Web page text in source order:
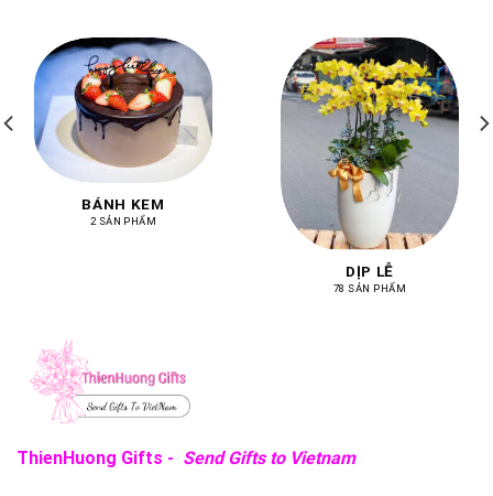
BÁNH KEM
2 SẢN PHẨM
DỊP LỄ
78 SẢN PHẨM
ThienHuong Gifts - Send Gifts to Vietnam